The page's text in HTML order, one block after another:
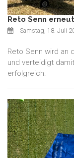
Reto Senn
Samstag, 18. Juli
Reto Senn wird an
und verteidigt
erfolgreich.